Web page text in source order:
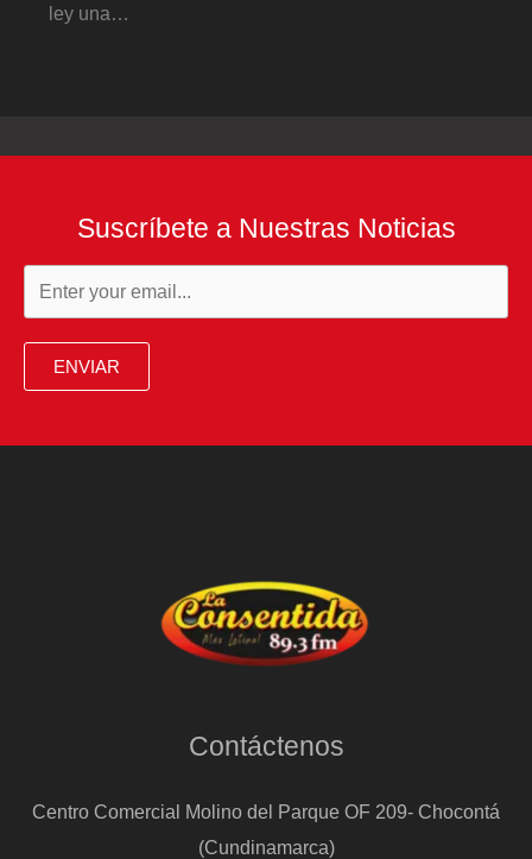
ley una…
Suscríbete a Nuestras Noticias
ENVIAR
Contáctenos
Centro Comercial Molino del Parque OF 209- Chocontá
(Cundinamarca)